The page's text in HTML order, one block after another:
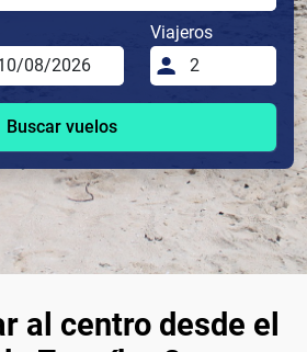
Viajeros
Buscar vuelos
al centro desde el